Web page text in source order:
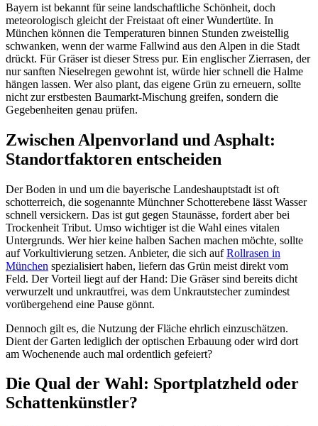
Bayern ist bekannt für seine landschaftliche Schönheit, doch
meteorologisch gleicht der Freistaat oft einer Wundertüte. In
München können die Temperaturen binnen Stunden zweistellig
schwanken, wenn der warme Fallwind aus den Alpen in die Stadt
drückt. Für Gräser ist dieser Stress pur. Ein englischer Zierrasen, der
nur sanften Nieselregen gewohnt ist, würde hier schnell die Halme
hängen lassen. Wer also plant, das eigene Grün zu erneuern, sollte
nicht zur erstbesten Baumarkt-Mischung greifen, sondern die
Gegebenheiten genau prüfen.
Zwischen Alpenvorland und Asphalt:
Standortfaktoren entscheiden
Der Boden in und um die bayerische Landeshauptstadt ist oft
schotterreich, die sogenannte Münchner Schotterebene lässt Wasser
schnell versickern. Das ist gut gegen Staunässe, fordert aber bei
Trockenheit Tribut. Umso wichtiger ist die Wahl eines vitalen
Untergrunds. Wer hier keine halben Sachen machen möchte, sollte
auf Vorkultivierung setzen. Anbieter, die sich aufRollrasen in
München spezialisiert haben, liefern das Grün meist direkt vom
Feld. Der Vorteil liegt auf der Hand: Die Gräser sind bereits dicht
verwurzelt und unkrautfrei, was dem Unkrautstecher zumindest
vorübergehend eine Pause gönnt.
Dennoch gilt es, die Nutzung der Fläche ehrlich einzuschätzen.
Dient der Garten lediglich der optischen Erbauung oder wird dort
am Wochenende auch mal ordentlich gefeiert?
Die Qual der Wahl: Sportplatzheld oder
Schattenkünstler?